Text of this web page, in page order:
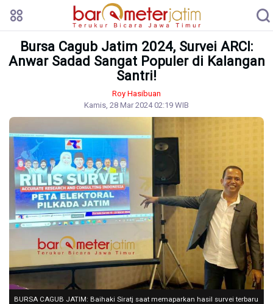
Bursa Cagub Jatim 2024, Survei ARCI:
Anwar Sadad Sangat Populer di Kalangan
Santri!
Roy Hasibuan
Kamis, 28 Mar 2024 02:19 WIB
BURSA CAGUB JATIM: Baihaki Siratj saat memaparkan hasil survei terbaru